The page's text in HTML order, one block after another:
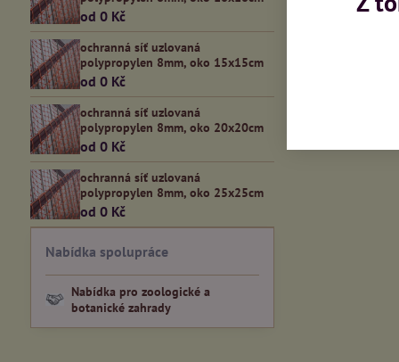
od 0 Kč
ochranná síť uzlovaná
polypropylen 8mm, oko 15x15cm
od 0 Kč
ochranná síť uzlovaná
polypropylen 8mm, oko 20x20cm
od 0 Kč
ochranná síť uzlovaná
polypropylen 8mm, oko 25x25cm
od 0 Kč
Nabídka spolupráce
Nabídka pro zoologické a
botanické zahrady